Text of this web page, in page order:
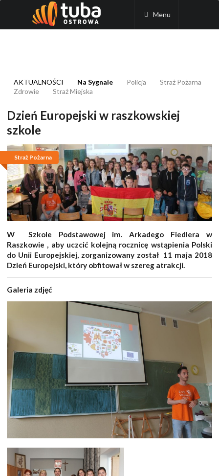
Menu
AKTUALNOŚCI Na Sygnale Policja
Straż Pożarna
Zdrowie
Straż Miejska
Dzień Europejski w raszkowskiej
szkole
Straż Pożarna
W Szkole Podstawowej im. Arkadego Fiedlera w
Raszkowie , aby uczcić kolejną rocznicę wstąpienia Polski
do Unii Europejskiej, zorganizowany został 11 maja 2018
Dzień Europejski, który obfitował w szereg atrakcji.
Galeria zdjęć